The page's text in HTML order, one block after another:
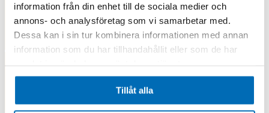
information från din enhet till de sociala medier och
annons- och analysföretag som vi samarbetar med.
Dessa kan i sin tur kombinera informationen med annan
information som du har tillhandahållit eller som de har
Tillåt alla